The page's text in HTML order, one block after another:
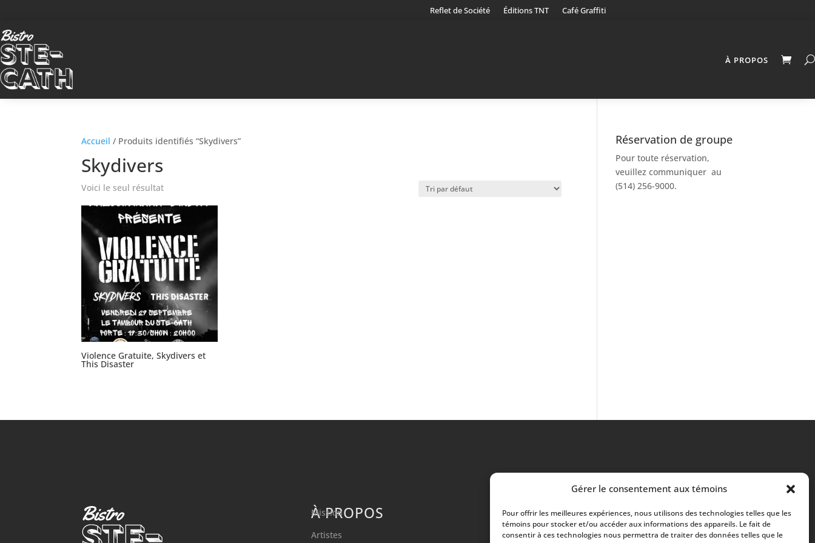
Gérer le consentement aux témoins
Pour offrir les meilleures expériences, nous utilisons des technologies telles que les
témoins pour stocker et/ou accéder aux informations des appareils. Le fait de
consentir à ces technologies nous permettra de traiter des données telles que le
Reflet de Société Éditions TNT Café Graffiti
À PROPOS
Accueil / Produits identifiés “Skydivers”
Skydivers
Voici le seul résultat
Violence Gratuite, Skydivers et
This Disaster
Réservation de groupe
Pour toute réservation,
veuillez communiquer au
(514) 256-9000.
À PROPOS
Mission
Artistes